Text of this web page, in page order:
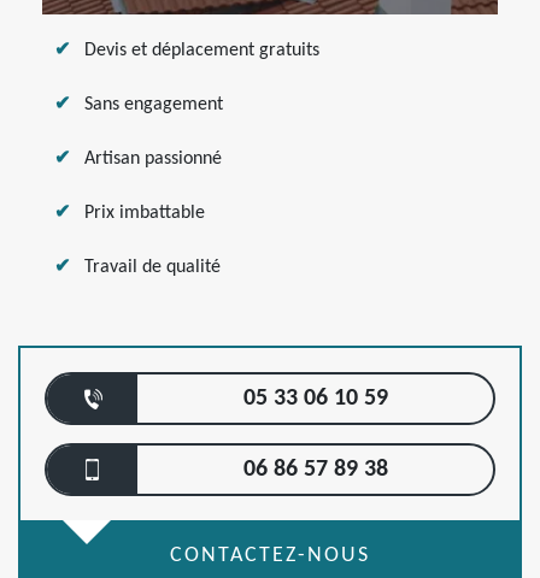
Devis et déplacement gratuits
Sans engagement
Artisan passionné
Prix imbattable
Travail de qualité
05 33 06 10 59
06 86 57 89 38
CONTACTEZ-NOUS